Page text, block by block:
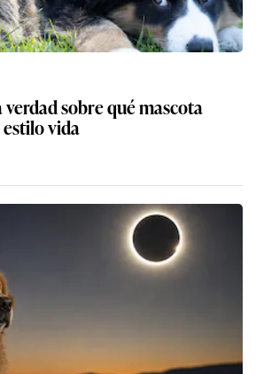
verdad sobre qué mascota
vida